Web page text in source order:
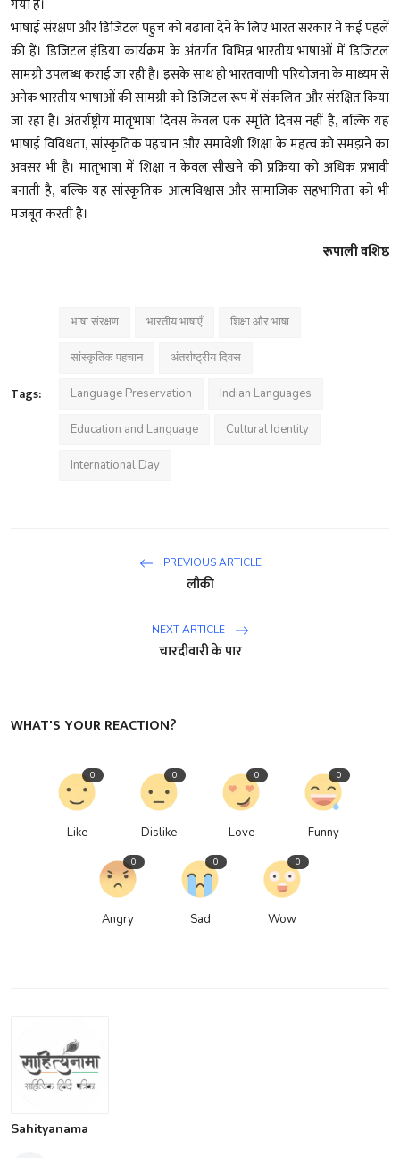
गया है।
भाषाई संरक्षण और डिजिटल पहुंच को बढ़ावा देने के लिए भारत सरकार ने कई पहलें
की हैं। डिजिटल इंडिया कार्यक्रम के अंतर्गत विभिन्न भारतीय भाषाओं में डिजिटल
सामग्री उपलब्ध कराई जा रही है। इसके साथ ही भारतवाणी परियोजना के माध्यम से
अनेक भारतीय भाषाओं की सामग्री को डिजिटल रूप में संकलित और संरक्षित किया
जा रहा है। अंतर्राष्ट्रीय मातृभाषा दिवस केवल एक स्मृति दिवस नहीं है, बल्कि यह
भाषाई विविधता, सांस्कृतिक पहचान और समावेशी शिक्षा के महत्व को समझने का
अवसर भी है। मातृभाषा में शिक्षा न केवल सीखने की प्रक्रिया को अधिक प्रभावी
बनाती है, बल्कि यह सांस्कृतिक आत्मविश्वास और सामाजिक सहभागिता को भी
मजबूत करती है।
रूपाली वशिष्ठ
Tags:
भाषा संरक्षण भारतीय भाषाएँ शिक्षा और भाषा
सांस्कृतिक पहचान अंतर्राष्ट्रीय दिवस
Language Preservation Indian Languages
Education and Language Cultural Identity
International Day
PREVIOUS ARTICLE
लौकी
NEXT ARTICLE
चारदीवारी के पार
WHAT'S YOUR REACTION?
Like
0
Dislike
0
Love
0
Funny
0
Angry
0
Sad
0
Wow
0
Sahityanama